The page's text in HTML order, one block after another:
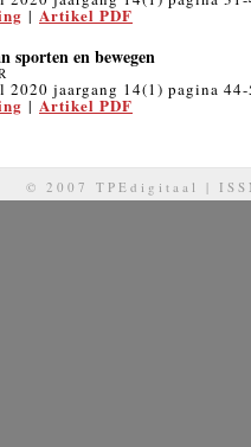
| Artikel PDF
sporten en bewegen
2020 jaargang 14(1) pagina
| Artikel PDF
© 2007 TPEdigitaal |